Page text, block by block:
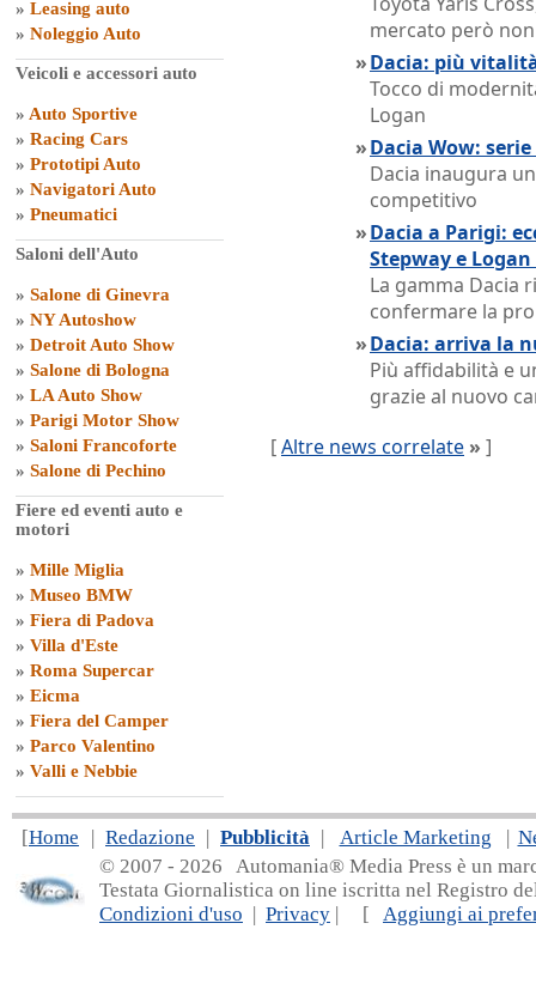
» Leasing auto
» Noleggio Auto
Veicoli e accessori auto
» Auto Sportive
» Racing Cars
» Prototipi Auto
» Navigatori Auto
» Pneumatici
Saloni dell'Auto
» Salone di Ginevra
» NY Autoshow
» Detroit Auto Show
» Salone di Bologna
» LA Auto Show
» Parigi Motor Show
» Saloni Francoforte
» Salone di Pechino
Fiere ed eventi auto e
motori
» Mille Miglia
» Museo BMW
» Fiera di Padova
» Villa d'Este
» Roma Supercar
» Eicma
» Fiera del Camper
» Parco Valentino
» Valli e Nebbie
mercato però
»Dacia: più
Tocco di
Logan
»Dacia Wow:
Dacia inaugura
competitivo
»Dacia a Parigi:
Stepway e Logan
La gamma Dacia
confermare la
»Dacia: arriva la
Più affidabilità e
grazie al nuovo
[Altre news correlate » ]
[Home | Redazione | Pubblicità | Article Marketing |
© 2007 - 2026 Automania® Media Press è un
Testata Giornalistica on line iscritta nel Registro
Condizioni d'uso | Privacy | [ Aggiungi ai